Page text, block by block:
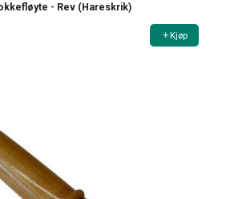
- Rev (Hareskrik)
Kjøp